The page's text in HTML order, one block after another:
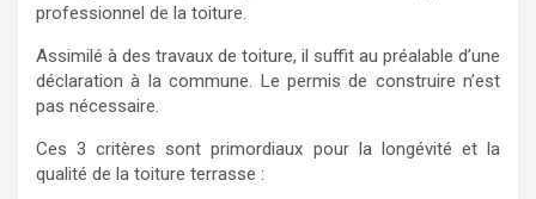
professionnel de la toiture.
Assimilé à des travaux de toiture, il suffit au préalable d’une
déclaration à la commune. Le permis de construire n’est
pas nécessaire.
Ces 3 critères sont primordiaux pour la longévité et la
qualité de la toiture terrasse :